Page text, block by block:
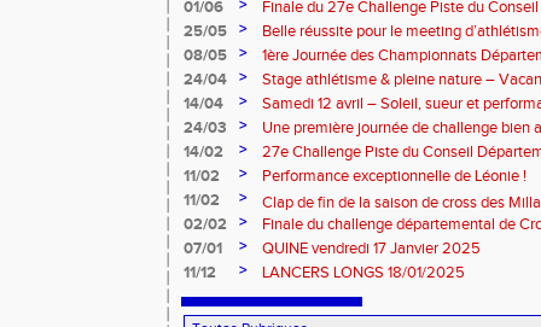
01/06
>
Finale du 27e Challenge Piste du
l'Aveyron
25/05 >
Belle réussite pour le meeting
08/05
>
1ère Journée des Championnats
24/04
>
Stage athlétisme & pleine nature –
14/04
>
Samedi 12 avril – Soleil, sueur et
Rouergue pour la 2eme journée du
24/03 >
Une première journée de challenge bien
14/02
>
27e Challenge Piste du Conseil
11/02
>
Performance exceptionnelle de Léonie !
11/02
>
Clap de fin de la saison de cross des
02/02
>
Finale du challenge départemental de
07/01
>
QUINE vendredi 17 Janvier 2025
11/12
> LANCERS LONGS 18/01/2025